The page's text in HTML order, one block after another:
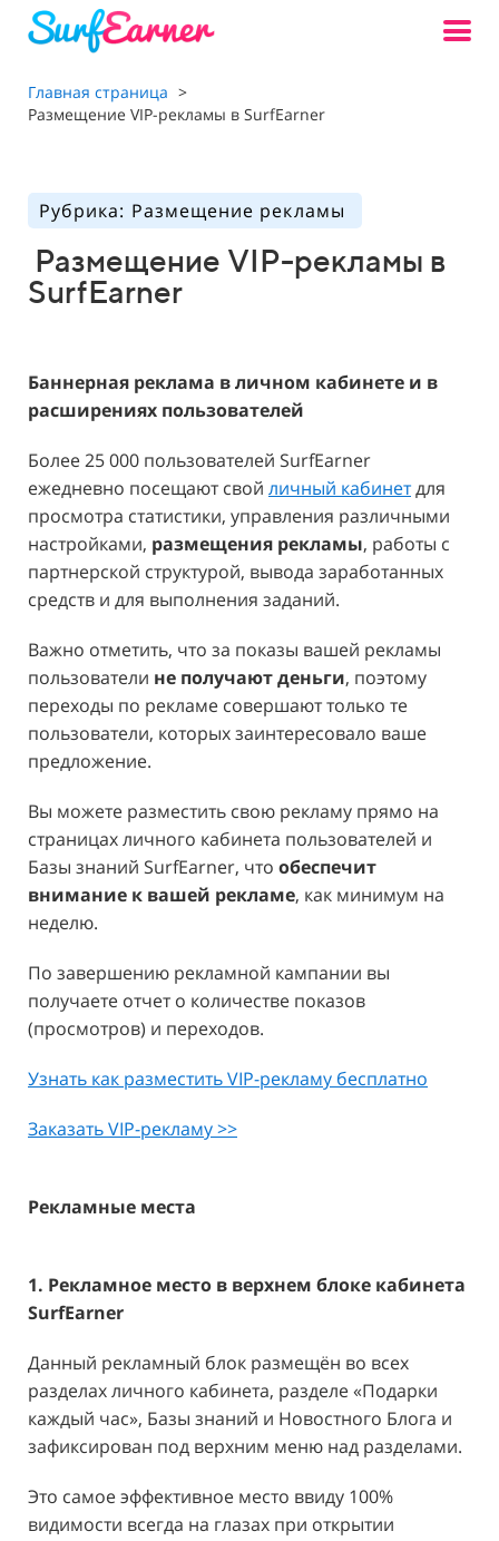
Главная страница >
Размещение VIP-рекламы в SurfEarner
Рубрика: Размещение рекламы
Размещение VIP-рекламы в
SurfEarner
Баннерная реклама в личном кабинете и в
расширениях пользователей
Более 25 000 пользователей SurfEarner
ежедневно посещают свой личный кабинетдля
просмотра статистики, управления различными
настройками, размещения рекламы, работы с
партнерской структурой, вывода заработанных
средств и для выполнения заданий.
Важно отметить, что за показы вашей рекламы
пользователи не получают деньги, поэтому
переходы по рекламе совершают только те
пользователи, которых заинтересовало ваше
предложение.
Вы можете разместить свою рекламу прямо на
страницах личного кабинета пользователей и
Базы знаний SurfEarner, что обеспечит
внимание к вашей рекламе, как минимум на
неделю.
По завершению рекламной кампании вы
получаете отчет о количестве показов
(просмотров) и переходов.
Узнать как разместить VIP-рекламу бесплатно
Заказать VIP-рекламу >>
Рекламные места
1. Рекламное место в верхнем блоке кабинета
SurfEarner
Данный рекламный блок размещён во всех
разделах личного кабинета, разделе «Подарки
каждый час», Базы знаний и Новостного Блога и
зафиксирован под верхним меню над разделами.
Это самое эффективное место ввиду 100%
видимости всегда на глазах при открытии